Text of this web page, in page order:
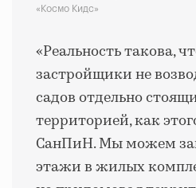
«Космо Кидс»
«Реальность такова,
застройщики не
садов отдельно
территорией, как
СанПиН. Мы можем
этажи в жилых